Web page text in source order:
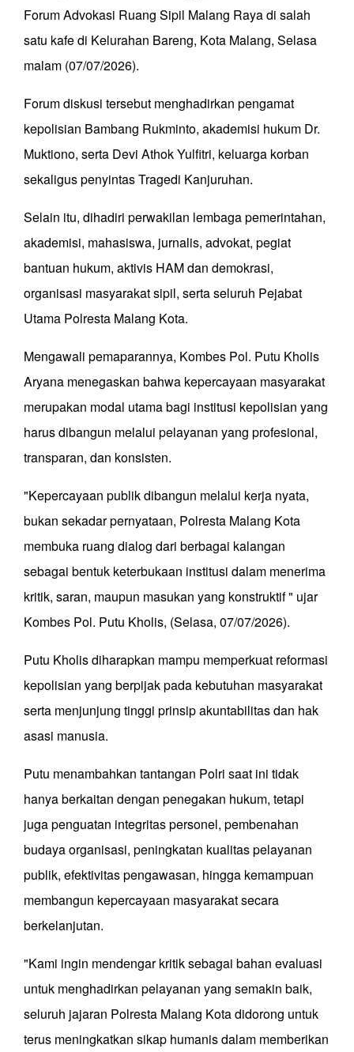
Forum Advokasi Ruang Sipil Malang Raya di salah
satu kafe di Kelurahan Bareng, Kota Malang, Selasa
malam (07/07/2026).
Forum diskusi tersebut menghadirkan pengamat
kepolisian Bambang Rukminto, akademisi hukum Dr.
Muktiono, serta Devi Athok Yulfitri, keluarga korban
sekaligus penyintas Tragedi Kanjuruhan.
Selain itu, dihadiri perwakilan lembaga pemerintahan,
akademisi, mahasiswa, jurnalis, advokat, pegiat
bantuan hukum, aktivis HAM dan demokrasi,
organisasi masyarakat sipil, serta seluruh Pejabat
Utama Polresta Malang Kota.
Mengawali pemaparannya, Kombes Pol. Putu Kholis
Aryana menegaskan bahwa kepercayaan masyarakat
merupakan modal utama bagi institusi kepolisian yang
harus dibangun melalui pelayanan yang profesional,
transparan, dan konsisten.
"Kepercayaan publik dibangun melalui kerja nyata,
bukan sekadar pernyataan, Polresta Malang Kota
membuka ruang dialog dari berbagai kalangan
sebagai bentuk keterbukaan institusi dalam menerima
kritik, saran, maupun masukan yang konstruktif " ujar
Kombes Pol. Putu Kholis, (Selasa, 07/07/2026).
Putu Kholis diharapkan mampu memperkuat reformasi
kepolisian yang berpijak pada kebutuhan masyarakat
serta menjunjung tinggi prinsip akuntabilitas dan hak
asasi manusia.
Putu menambahkan tantangan Polri saat ini tidak
hanya berkaitan dengan penegakan hukum, tetapi
juga penguatan integritas personel, pembenahan
budaya organisasi, peningkatan kualitas pelayanan
publik, efektivitas pengawasan, hingga kemampuan
membangun kepercayaan masyarakat secara
berkelanjutan.
"Kami ingin mendengar kritik sebagai bahan evaluasi
untuk menghadirkan pelayanan yang semakin baik,
seluruh jajaran Polresta Malang Kota didorong untuk
terus meningkatkan sikap humanis dalam memberikan